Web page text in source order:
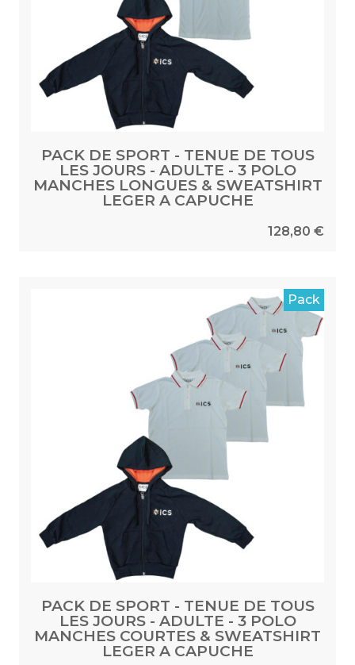
PACK DE SPORT - TENUE DE TOUS
LES JOURS - ADULTE - 3 POLO
MANCHES LONGUES & SWEATSHIRT
LEGER A CAPUCHE
128,80 €
Pack
PACK DE SPORT - TENUE DE TOUS
LES JOURS - ADULTE - 3 POLO
MANCHES COURTES & SWEATSHIRT
LEGER A CAPUCHE